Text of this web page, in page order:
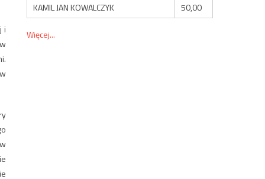
i
KAMIL JAN KOWALCZYK
50,00
Więcej...